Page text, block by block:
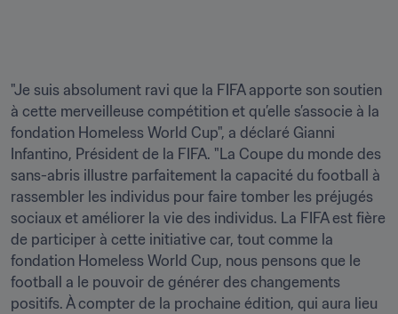
"Je suis absolument ravi que la FIFA apporte son soutien
à cette merveilleuse compétition et qu’elle s’associe à la
fondation Homeless World Cup", a déclaré Gianni
Infantino, Président de la FIFA. "La Coupe du monde des
sans-abris illustre parfaitement la capacité du football à
rassembler les individus pour faire tomber les préjugés
sociaux et améliorer la vie des individus. La FIFA est fière
de participer à cette initiative car, tout comme la
fondation Homeless World Cup, nous pensons que le
football a le pouvoir de générer des changements
positifs. À compter de la prochaine édition, qui aura lieu